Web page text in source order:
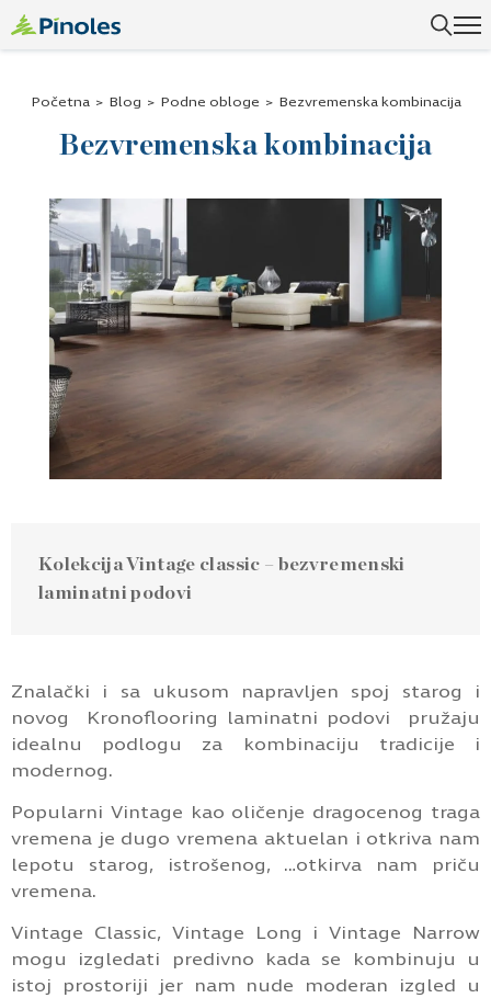
Početna > Blog > Podne obloge > Bezvremenska kombinacija
Bezvremenska kombinacija
Kolekcija Vintage classic – bezvremenski
laminatni podovi
Znalački i sa ukusom napravljen spoj starog i
novog Kronoflooring laminatni podovi pružaju
idealnu podlogu za kombinaciju tradicije i
modernog.
Popularni Vintage kao oličenje dragocenog traga
vremena je dugo vremena aktuelan i otkriva nam
lepotu starog, istrošenog, …otkirva nam priču
vremena.
Vintage Classic, Vintage Long i Vintage Narrow
mogu izgledati predivno kada se kombinuju u
istoj prostoriji jer nam nude moderan izgled u